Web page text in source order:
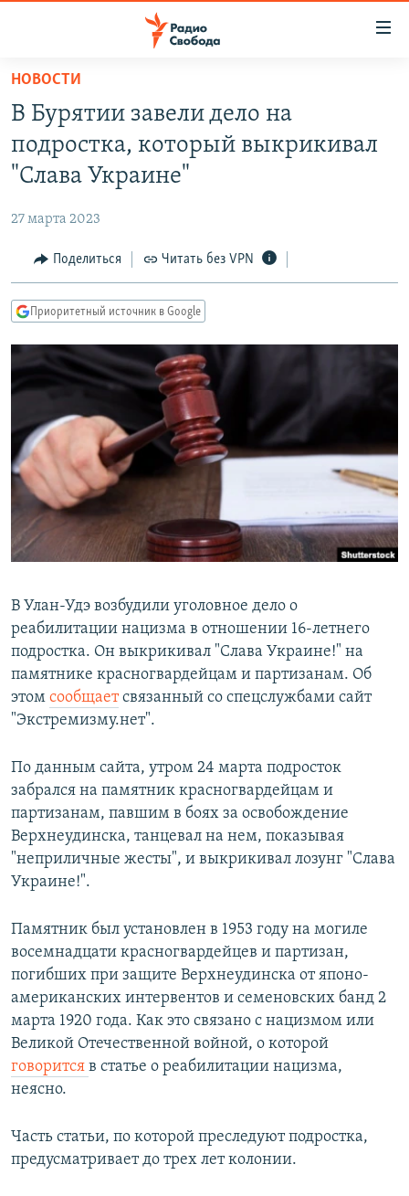
упрощенного
доступа
основному
Вернутся
Вернутся
поиску
ПОДКАСТЫ
АВТОРСКИЕ ПРОЕКТЫ
МНЕНИЯ
КУЛЬТУРА
КАВКАЗ.РЕАЛИИ
СЕВЕР.РЕАЛИИ
СИБИРЬ.РЕАЛИИ
РАСПИСАНИЕ ВЕЩАНИЯ
ПОДПИШИТЕСЬ НА РАССЫЛКУ
СОЦИАЛЬНЫЕ СЕТИ
Все сайты РСЕ/РС
НОВОСТИ
В Бурятии завели дело на
подростка, который выкрикивал
"Слава Украине"
27 марта 2023
Поделиться Читать без VPN
Приоритетный источник в Google
В Улан-Удэ возбудили уголовное дело о
реабилитации нацизма в отношении 16-летнего
подростка. Он выкрикивал "Слава Украине!" на
памятнике красногвардейцам и партизанам. Об
этом сообщаетсвязанный со спецслужбами сайт
"Экстремизму.нет".
По данным сайта, утром 24 марта подросток
забрался на памятник красногвардейцам и
партизанам, павшим в боях за освобождение
Верхнеудинска, танцевал на нем, показывая
"неприличные жесты", и выкрикивал лозунг "Слава
Украине!".
Памятник был установлен в 1953 году на могиле
восемнадцати красногвардейцев и партизан,
погибших при защите Верхнеудинска от японо-
американских интервентов и семеновских банд 2
марта 1920 года. Как это связано с нацизмом или
Великой Отечественной войной, о которой
говорится в статье о реабилитации нацизма,
неясно.
Часть статьи, по которой преследуют подростка,
предусматривает до трех лет колонии.